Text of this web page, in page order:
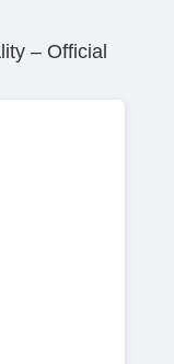
– Official